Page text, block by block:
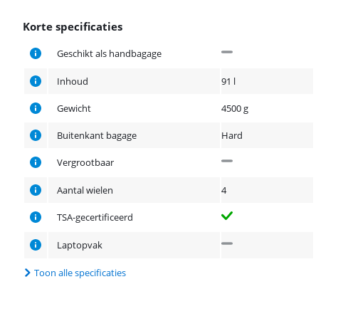
Korte specificaties
Geschikt als handbagage
Inhoud 91 l
Gewicht 4500 g
Buitenkant bagage Hard
Vergrootbaar
Aantal wielen 4
TSA-gecertificeerd
Laptopvak
Toon alle specificaties